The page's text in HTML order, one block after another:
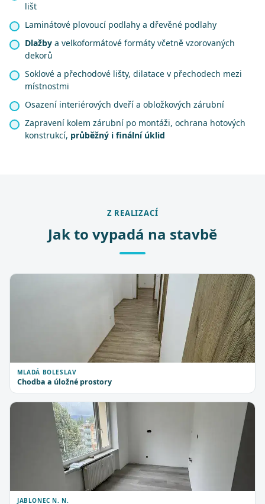
lišt
Laminátové plovoucí podlahy a dřevěné podlahy
Dlažby a velkoformátové formáty včetně vzorovaných
dekorů
Soklové a přechodové lišty, dilatace v přechodech mezi
místnostmi
Osazení interiérových dveří a obložkových zárubní
Zapravení kolem zárubní po montáži, ochrana hotových
konstrukcí, průběžný i finální úklid
Z REALIZACÍ
Jak to vypadá na stavbě
MLADÁ BOLESLAV
Chodba a úložné prostory
JABLONEC N. N.